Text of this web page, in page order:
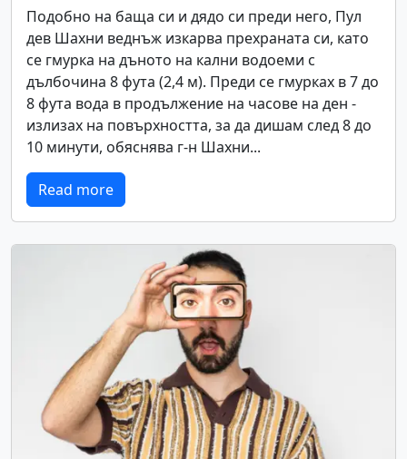
Подобно на баща си и дядо си преди него, Пул
дев Шахни веднъж изкарва прехраната си, като
се гмурка на дъното на кални водоеми с
дълбочина 8 фута (2,4 м). Преди се гмурках в 7 до
8 фута вода в продължение на часове на ден -
излизах на повърхността, за да дишам след 8 до
10 минути, обяснява г-н Шахни...
Read more